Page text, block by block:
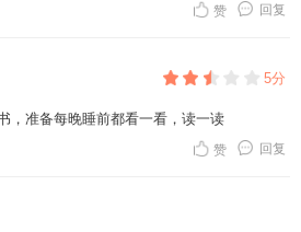
回复
赞
5分
，准备每晚睡前都看一看，读一读
回复
赞